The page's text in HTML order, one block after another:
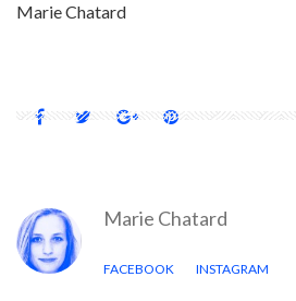
Marie Chatard
Marie Chatard
FACEBOOK INSTAGRAM